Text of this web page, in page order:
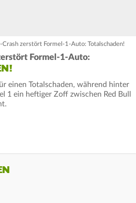
zerstört Formel-1-Auto: Totalschaden!
Formel-1-Auto:
einen Totalschaden, während hinter
1 ein heftiger Zoff zwischen Red Bull